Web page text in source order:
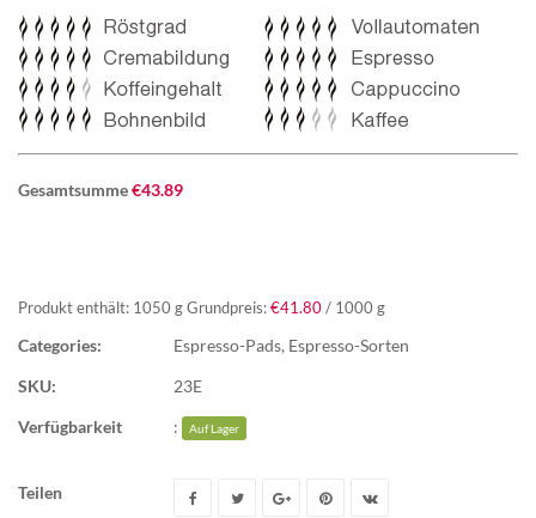
Gesamtsumme€43.89
Produkt enthält: 1050 g Grundpreis: €41.80 / 1000 g
Categories: Espresso-Pads, Espresso-Sorten
SKU:
23E
Verfügbarkeit
: Auf Lager
Teilen